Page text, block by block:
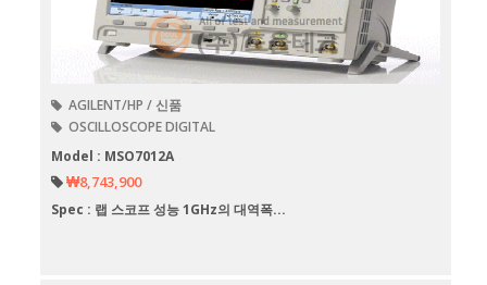
AGILENT/HP / 신품
OSCILLOSCOPE DIGITAL
Model : MSO7012A
₩8,743,900
Spec : 랩 스코프 성능 1GHz의 대역폭...